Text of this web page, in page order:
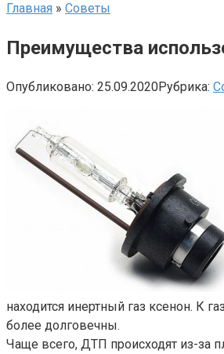
Главная » Советы
Преимущества
Опубликовано: 25.09.2020Рубрика:
находится инертный газ ксенон. К
более долговечны.
Чаще всего, ДТП происходят из-за